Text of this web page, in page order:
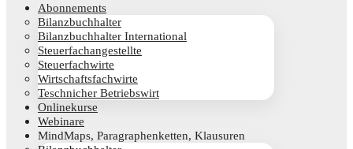
Abon­ne­ments
Bilanz­buch­hal­ter
Bilanz­buch­hal­ter International
Steu­er­fach­an­ge­stell­te
Steu­er­fach­wir­te
Wirt­schafts­fach­wir­te
Teschni­cher Betriebswirt
Online­kur­se
Web­i­na­re
Mind­Maps, Para­gra­phen­ket­ten, Klausuren